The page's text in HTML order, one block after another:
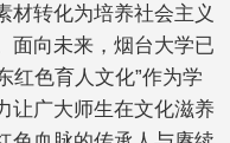
材转化为培养社会主义
面向未来，烟台大学已
红色育人文化”作为学
让广大师生在文化滋养